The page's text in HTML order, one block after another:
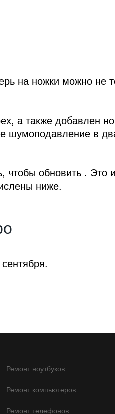
на ножки можно не
а также добавлен
шумоподавление в
обновить . Это
ниже.
Ремонт ноутбуков
Ремонт компьютеров
Ремонт телефонов